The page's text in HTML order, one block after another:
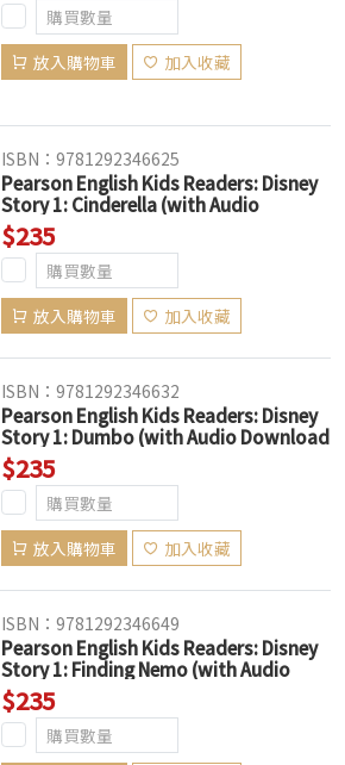
放入購物車 加入收藏
ISBN：9781292346625
Pearson English Kids Readers: Disney
Story 1: Cinderella (with Audio
Download Access Code) (American
English)
$235
放入購物車 加入收藏
ISBN：9781292346632
Pearson English Kids Readers: Disney
Story 1: Dumbo (with Audio Download
Access Code) (American English)
$235
放入購物車 加入收藏
ISBN：9781292346649
Pearson English Kids Readers: Disney
Story 1: Finding Nemo (with Audio
Download Access Code) (American
English)
$235